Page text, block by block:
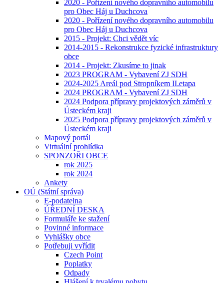
2020 - Pořízení nového dopravního automobilu
pro Obec Háj u Duchcova
2020 - Pořízení nového dopravního automobilu
pro Obec Háj u Duchcova
2015 - Projekt: Chci vědět víc
2014-2015 - Rekonstrukce fyzické infrastruktury
obce
2014 - Projekt: Zkusíme to jinak
2023 PROGRAM - Vybavení ZJ SDH
2024-2025 Areál pod Stropníkem II.etapa
2024 PROGRAM - Vybavení ZJ SDH
2024 Podpora přípravy projektových záměrů v
Ústeckém kraji
2025 Podpora přípravy projektových záměrů v
Ústeckém kraji
Mapový portál
Virtuální prohlídka
SPONZOŘI OBCE
rok 2025
rok 2024
Ankety
OÚ (Státní správa)
E-podatelna
ÚŘEDNÍ DESKA
Formuláře ke stažení
Povinné informace
Vyhlášky obce
Potřebuji vyřídit
Czech Point
Poplatky
Odpady